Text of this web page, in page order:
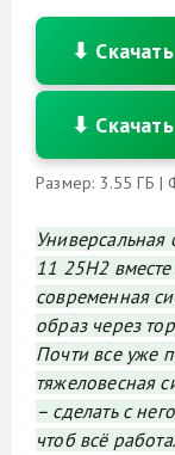
⬇
⬇
Размер: 3.55 ГБ |
11 25H2
современная
образ через
Почти все уже
тяжеловесная
– сделать с
чтоб всё